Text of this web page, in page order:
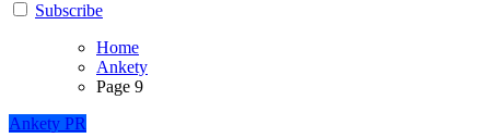
Subscribe
Home
Ankety
Page 9
Ankety PR